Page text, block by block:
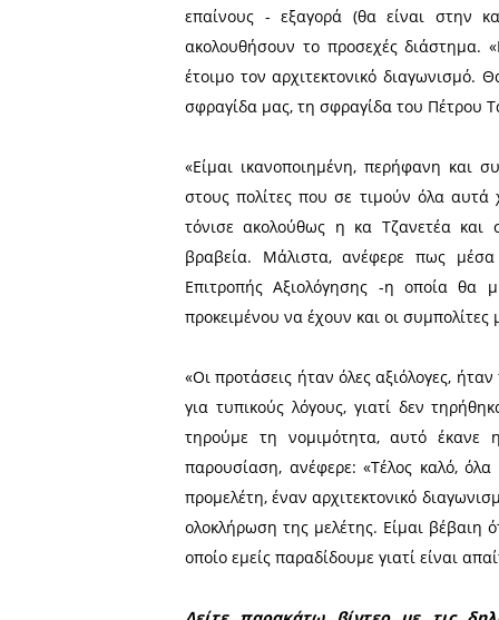
Συνέντευξη Τύπου
παραχώρησε το μεσημέρι
Η κα Τζανετέα
συμμετείχαν σε αυτόν 42
επαίνους - εξαγορά (θα
ακολουθήσουν το
έτοιμο τον
σφραγίδα μας, τη
«Είμαι ικανοποιημένη,